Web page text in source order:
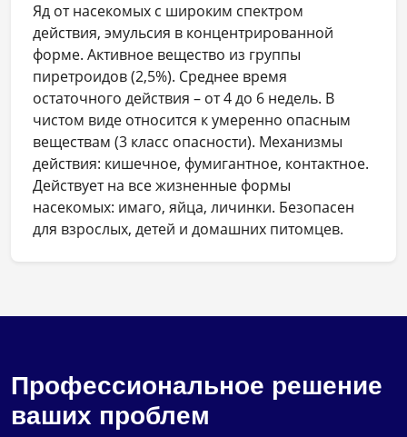
Яд от насекомых с широким спектром
действия, эмульсия в концентрированной
форме. Активное вещество из группы
пиретроидов (2,5%). Среднее время
остаточного действия – от 4 до 6 недель. В
чистом виде относится к умеренно опасным
веществам (3 класс опасности). Механизмы
действия: кишечное, фумигантное, контактное.
Действует на все жизненные формы
насекомых: имаго, яйца, личинки. Безопасен
для взрослых, детей и домашних питомцев.
Профессиональное решение
ваших проблем